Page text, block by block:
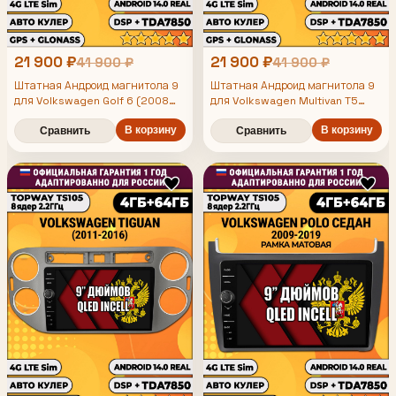
21 900 ₽41 900 ₽
Штатная Андроид магнитола 9
для Volkswagen Golf 6 (2008
ядер, 4/64гб, Qled Incell,
CarPlay/Android Auto, Gps/
Сравнить В корзину
21 900 ₽41 900 ₽
Штатная Андроид магнитола 9
для Volkswagen Multivan T5
2008 2009 2010 2011 2012 2013
2014 2015), TS105 8 ядер,
CarPlay/Android Auto, Gps/
Глонасс
Сравнить В корзину